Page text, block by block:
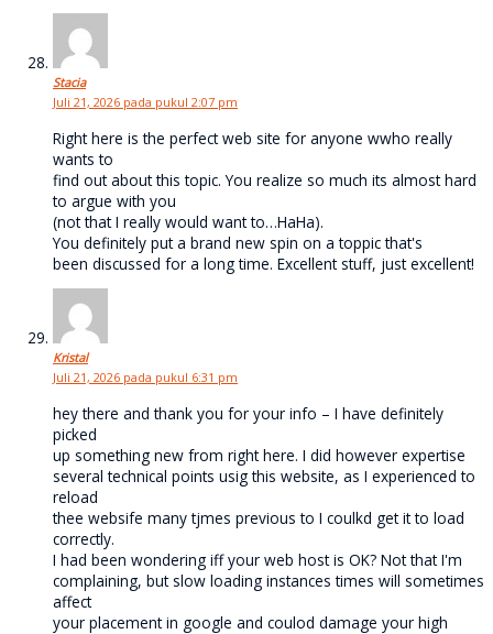
Stacia
Juli 21, 2026 pada pukul 2:07 pm
Right here is the perfect web site for anyone wwho really
wants to
find out about this topic. You realize so much its almost hard
to argue with you
(not that I really would want to…HaHa).
You definitely put a brand new spin on a toppic that's
been discussed for a long time. Excellent stuff, just excellent!
Kristal
Juli 21, 2026 pada pukul 6:31 pm
hey there and thank you for your info – I have definitely
picked
up something new from right here. I did however expertise
several technical points usig this website, as I experienced to
reload
thee websife many tjmes previous to I coulkd get it to load
correctly.
I had been wondering iff your web host is OK? Not that I'm
complaining, but slow loading instances times will sometimes
affect
your placement in google and coulod damage your high